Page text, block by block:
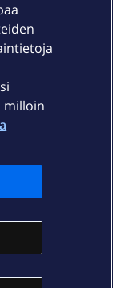
milloin